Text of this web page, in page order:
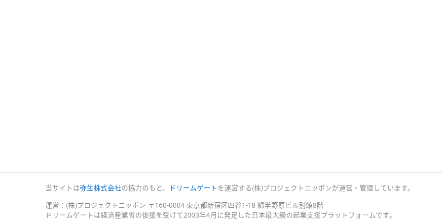
当サイトは弥生株式会社の協力のもと、 ドリームゲートを運営する(株)プロジェクトニッポンが運営・管理しています。
運営：(株)プロジェクトニッポン 〒160-0004 東京都新宿区四谷1-18 綿半野原ビル別館8階
ドリームゲートは経済産業省の後援を受けて2003年4月に発足した日本最大級の起業支援プラットフォームです。